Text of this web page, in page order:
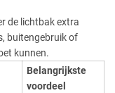
de lichtbak extra
buitengebruik of
kunnen.
Belangrijkste
voordeel